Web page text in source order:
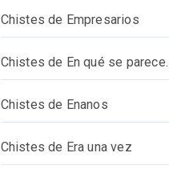
Chistes de Empresarios
Chistes de En qué se
Chistes de Enanos
Chistes de Era una vez